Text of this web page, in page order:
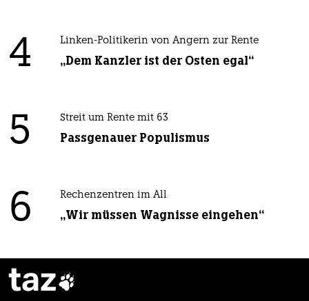
4 Linken-Politikerin von Angern zur Rente
„Dem Kanzler ist der Osten egal“
5 Streit um Rente mit 63
Passgenauer Populismus
6 Rechenzentren im All
„Wir müssen Wagnisse eingehen“
taz